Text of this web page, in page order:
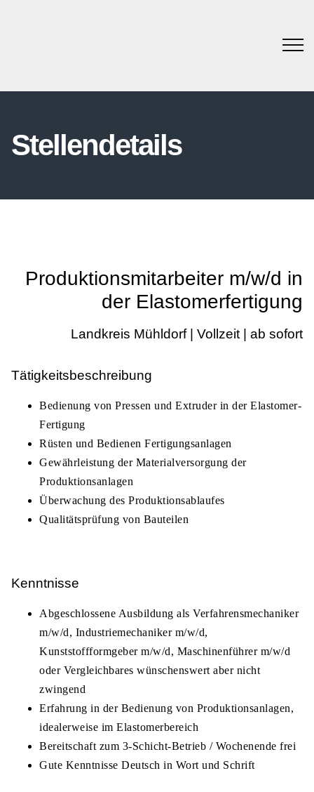
Stellendetails
Produktionsmitarbeiter m/w/d in
der Elastomerfertigung
Landkreis Mühldorf | Vollzeit | ab sofort
Tätigkeitsbeschreibung
Bedienung von Pressen und Extruder in der Elastomer-
Fertigung
Rüsten und Bedienen Fertigungsanlagen
Gewährleistung der Materialversorgung der
Produktionsanlagen
Überwachung des Produktionsablaufes
Qualitätsprüfung von Bauteilen
Kenntnisse
Abgeschlossene Ausbildung als Verfahrensmechaniker
m/w/d, Industriemechaniker m/w/d,
Kunststoffformgeber m/w/d, Maschinenführer m/w/d
oder Vergleichbares wünschenswert aber nicht
zwingend
Erfahrung in der Bedienung von Produktionsanlagen,
idealerweise im Elastomerbereich
Bereitschaft zum 3-Schicht-Betrieb / Wochenende frei
Gute Kenntnisse Deutsch in Wort und Schrift